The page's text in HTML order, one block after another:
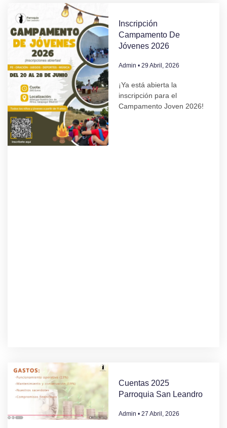
Inscripción
Campamento De
Jóvenes 2026
Admin 29 Abril, 2026
¡Ya está abierta la
inscripción para el
Campamento Joven 2026!
Cuentas 2025
Parroquia San Leandro
Admin 27 Abril, 2026